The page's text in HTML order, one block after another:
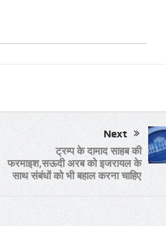
Next
ट्रम्प के दामाद साहब की
फरमाइश,सऊदी अरब को इजरायल के
साथ संबंधों को भी बहाल करना चाहिए